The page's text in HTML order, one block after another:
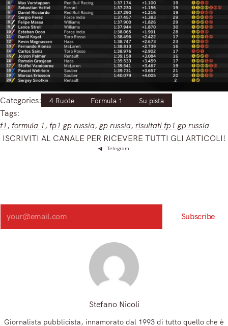
Categories: 4 Ruote Formula 1 Su pista
Tags:
f1 , formula 1 , fp1 gp russia, gp russia, risultati fp1 gp russia
ISCRIVITI AL CANALE PER RICEVERE TUTTI GLI ARTICOLI!
Telegram
Search
Subscribe
Stefano Nicoli
Giornalista pubblicista, innamorato dal 1993 di tutto quello che è